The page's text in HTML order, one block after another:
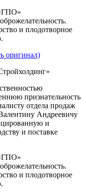
и плодотворное
оригинал)
признательность
отдела продаж
Андреевичу
и
и поставке
и плодотворное